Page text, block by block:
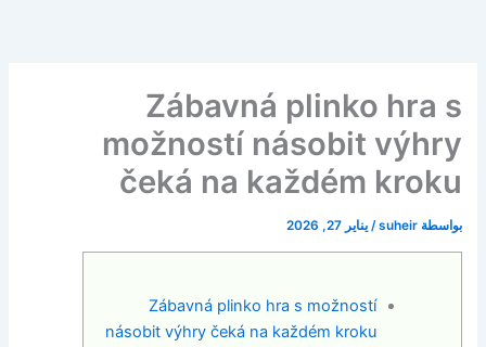
Zábavná plinko hra s
možností násobit výhry
čeká na každém kroku
بواسطة suheir
/يناير 27, 2026
Zábavná plinko hra s možností
násobit výhry čeká na každém kroku